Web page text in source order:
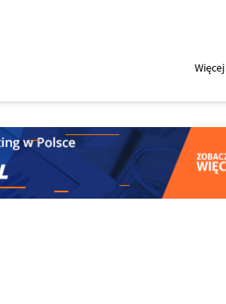
Więcej